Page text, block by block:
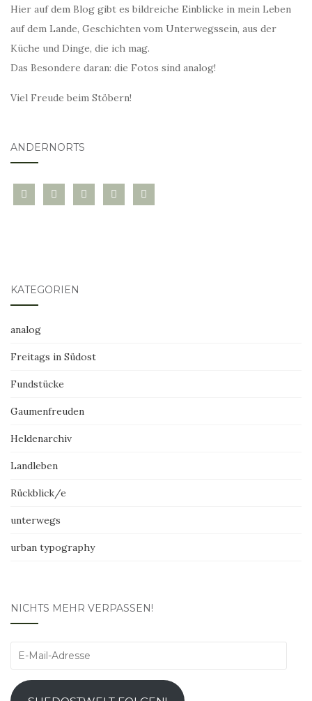
Hier auf dem Blog gibt es bildreiche Einblicke in mein Leben
auf dem Lande, Geschichten vom Unterwegssein, aus der
Küche und Dinge, die ich mag.
Das Besondere daran: die Fotos sind analog!
Viel Freude beim Stöbern!
ANDERNORTS
bloglovininstagramtwitter pinterest
mail
KATEGORIEN
analog
Freitags in Südost
Fundstücke
Gaumenfreuden
Heldenarchiv
Landleben
Rückblick/e
unterwegs
urban typography
NICHTS MEHR VERPASSEN!
E-
Adresse